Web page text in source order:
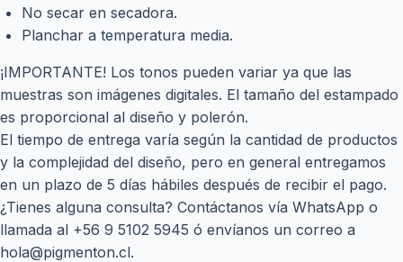
No secar en secadora.
Planchar a temperatura media.
¡IMPORTANTE! Los tonos pueden variar ya que las
muestras son imágenes digitales. El tamaño del estampado
es proporcional al diseño y polerón.
El tiempo de entrega varía según la cantidad de productos
y la complejidad del diseño, pero en general entregamos
en un plazo de 5 días hábiles después de recibir el pago.
¿Tienes alguna consulta? Contáctanos vía WhatsApp o
llamada al +56 9 5102 5945 ó envíanos un correo a
hola@pigmenton.cl.